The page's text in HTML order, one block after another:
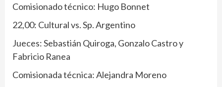
Comisionado técnico: Hugo Bonnet
22,00: Cultural vs. Sp. Argentino
Jueces: Sebastián Quiroga, Gonzalo Castro y
Fabricio Ranea
Comisionada técnica: Alejandra Moreno